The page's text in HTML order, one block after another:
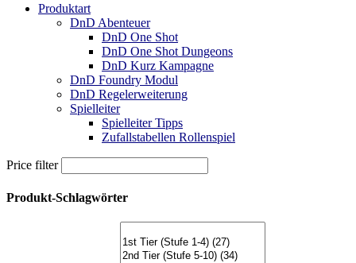
Produktart
DnD Abenteuer
DnD One Shot
DnD One Shot Dungeons
DnD Kurz Kampagne
DnD Foundry Modul
DnD Regelerweiterung
Spielleiter
Spielleiter Tipps
Zufallstabellen Rollenspiel
Price filter
Produkt-Schlagwörter